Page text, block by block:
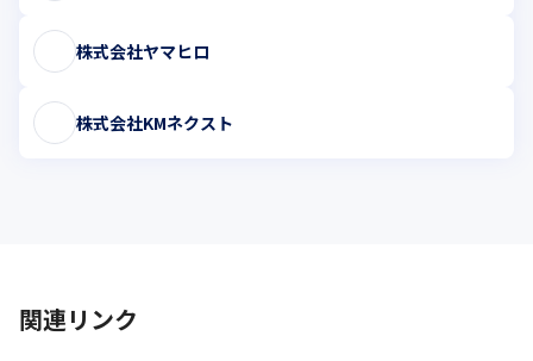
株式会社ヤマヒロ
株式会社KMネクスト
関連リンク